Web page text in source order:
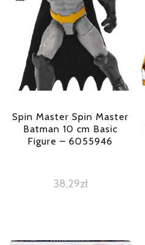
Spin Master Spin Master
Batman 10 cm Basic
Figure – 6055946
38,29zł